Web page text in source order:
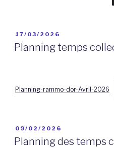
PUBLIÉ
LE
17/03/2026
Planning temps
Planning-rammo-dor-Avril-2026
PUBLIÉ
LE
09/02/2026
Planning des temps